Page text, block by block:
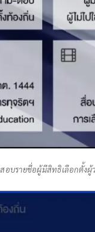
อบรายชื่อผู้มีสิทธิเลือกตั้งผู้